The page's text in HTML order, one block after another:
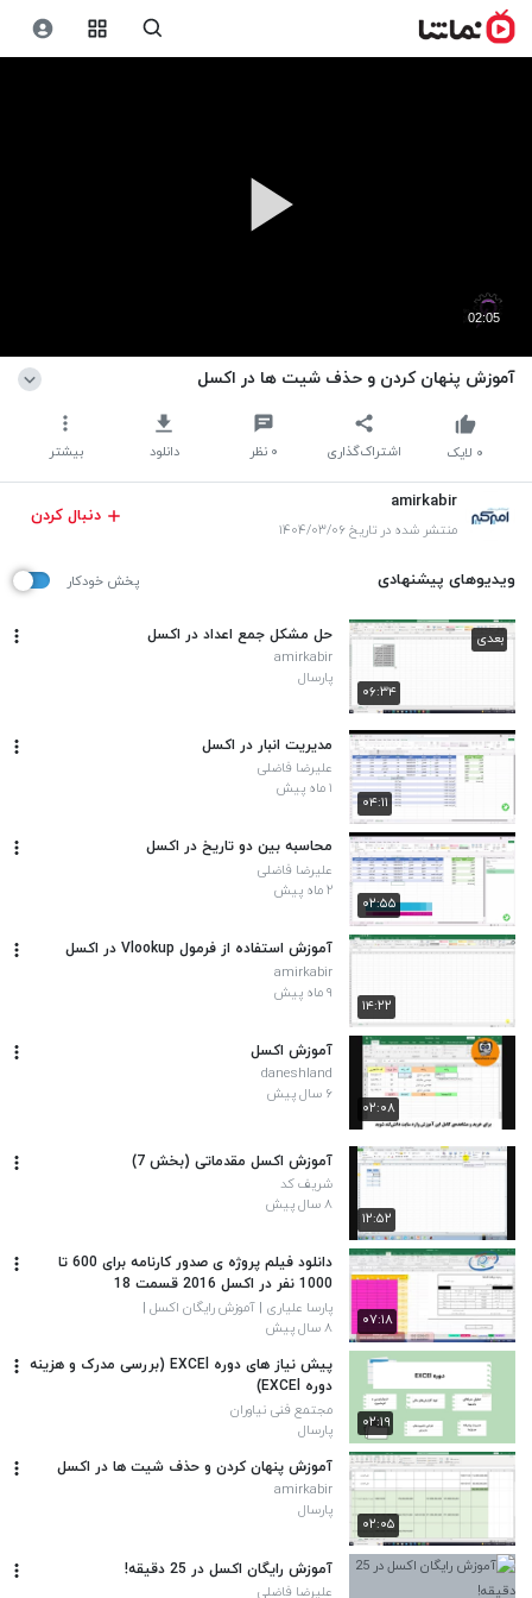
02:05
آموزش پنهان کردن و حذف شیت ها در اکسل
اشتراک‌گذاری ۰ نظر دانلود بیشتر ۰ لایک
amirkabir
منتشر شده در تاریخ ۱۴۰۴/۰۳/۰۶
دنبال کردن
ویدیوهای پیشنهادی پخش خودکار
۰۶:۳۴
بعدی حل مشکل جمع اعداد در اکسل
amirkabir
پارسال
۰۴:۱۱
مدیریت انبار در اکسل
علیرضا فاضلی
۱ ماه پیش
۰۲:۵۵
محاسبه بین دو تاریخ در اکسل
علیرضا فاضلی
۲ ماه پیش
۱۴:۲۲
آموزش استفاده از فرمول Vlookup در اکسل
amirkabir
۹ ماه پیش
۰۲:۰۸
آموزش اکسل
daneshland
۶ سال پیش
۱۲:۵۲
آموزش اکسل مقدماتی (بخش 7)
شریف کد
۸ سال پیش
۰۷:۱۸
دانلود فیلم پروژه ی صدور کارنامه برای 600 تا
1000 نفر در اکسل 2016 قسمت 18
پارسا علیاری | آموزش رایگان اکسل |
https://www.aparat.com/parsaradar1
۸ سال پیش
۰۲:۱۹
پیش نیاز های دوره EXCEl (بررسی مدرک و هزینه
دوره EXCEl)
مجتمع فنی نیاوران
پارسال
۰۲:۰۵
آموزش پنهان کردن و حذف شیت ها در اکسل
amirkabir
پارسال
آموزش رایگان اکسل در 25 دقیقه!
علیرضا فاضلی